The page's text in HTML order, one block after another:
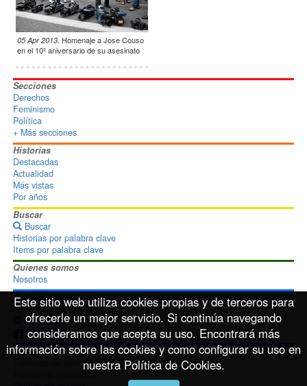
05 Apr 2013. Homenaje a Jose Couso
en el 10º aniversario de su asesinato
Secciones
Derechos
Feminismo
Política
+ Más secciones
Historias
Destacadas
Actualidad
Más vistas
Por años
Buscar
Buscar
Historias por palabra clave
Items por palabra clave
Quienes somos
Nosotros
Contáctanos
Formulario de contacto
info@disoimages.com
Términos de uso
Términos de servicio
Este sitio web utiliza cookies propias y de terceros para
ofrecerle un mejor servicio. Si continúa navegando
consideramos que acepta su uso. Encontrará más
información sobre las cookies y como configurar su uso en
nuestra Política de Cookies.